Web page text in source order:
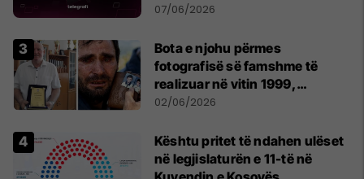
07/06/2026
Bota e njohu përmes
fotografisë së famshme të
realizuar në vitin 1999,
pensionohet Xajë Mustafa
02/06/2026
Kështu pritet të ndahen ulëset
në legjislaturën e 11-të në